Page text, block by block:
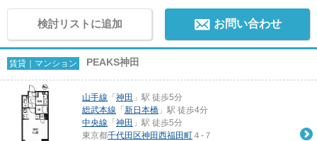
検討リストに追加 お問い合わせ
賃貸｜マンション PEAKS神田
山手線 「 神田 」駅 徒歩5分
総武本線 「 新日本橋 」駅 徒歩4分
中央線 「 神田 」駅 徒歩5分
東京都千代田区神田西福田町 ４-７